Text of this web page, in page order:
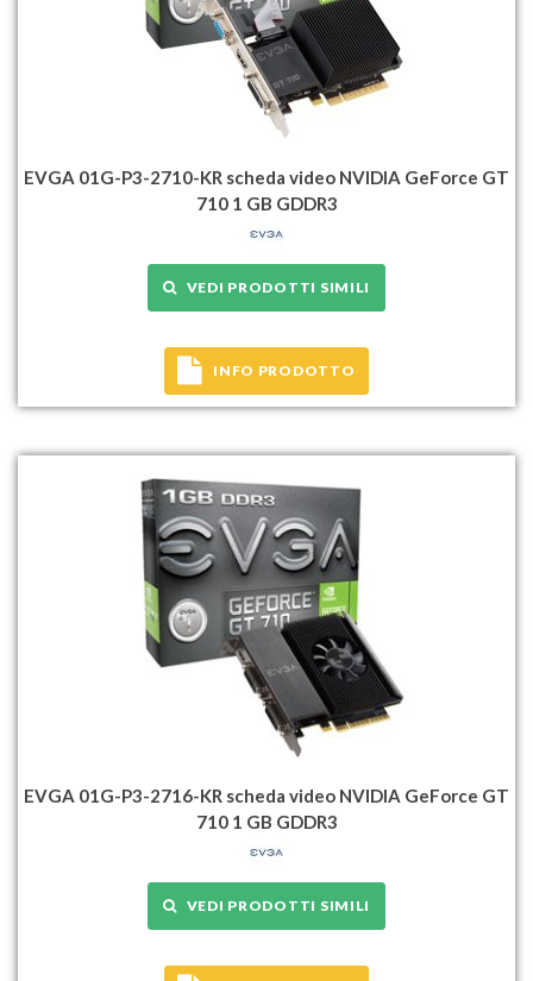
EVGA 01G-P3-2710-KR scheda video NVIDIA GeForce GT
710 1 GB GDDR3
VEDI PRODOTTI SIMILI
INFO PRODOTTO
EVGA 01G-P3-2716-KR scheda video NVIDIA GeForce GT
710 1 GB GDDR3
VEDI PRODOTTI SIMILI